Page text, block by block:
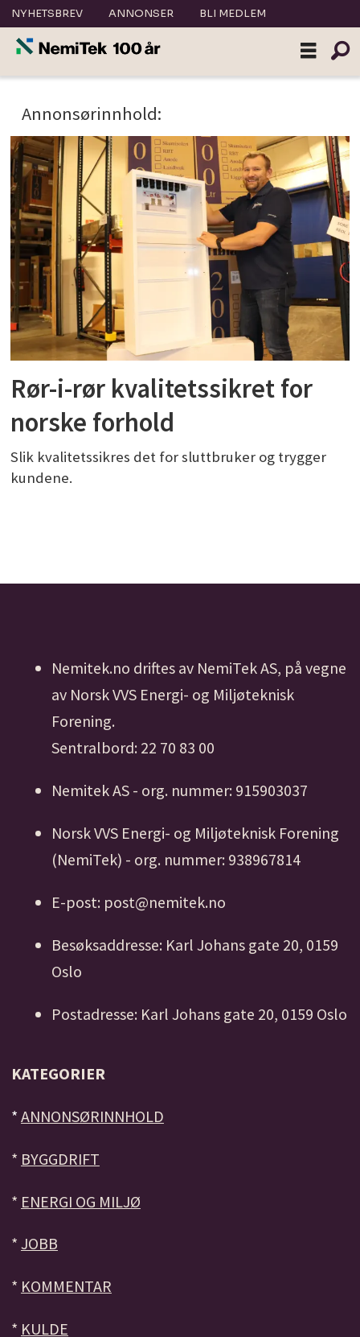
NYHETSBREV ANNONSER BLI MEDLEM
Tag:
rør-
i-
rør
Annonsørinnhold:
Rør-i-rør kvalitetssikret for
norske forhold
Slik kvalitetssikres det for sluttbruker og trygger
kundene.
Nemitek.no driftes av NemiTek AS, på vegne
av Norsk VVS Energi- og Miljøteknisk
Forening.
Sentralbord: 22 70 83 00
Nemitek AS - org. nummer: 915903037
Norsk VVS Energi- og Miljøteknisk Forening
(NemiTek) - org. nummer: 938967814
E-post: post@nemitek.no
Besøksaddresse: Karl Johans gate 20, 0159
Oslo
Postadresse: Karl Johans gate 20, 0159 Oslo
KATEGORIER
* ANNONSØRINNHOLD
* BYGGDRIFT
* ENERGI OG MILJØ
* JOBB
* KOMMENTAR
* KULDE